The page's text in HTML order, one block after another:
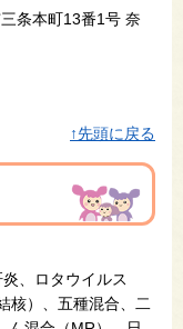
条本町13番1号 奈
↑先頭に戻る
、ロタウイルス
核）、五種混合、二